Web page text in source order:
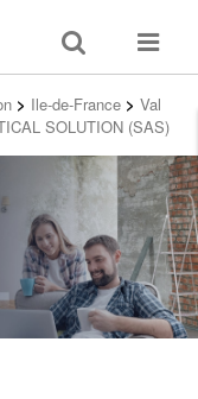
Toggle
search
Toggle
> Ile-de-France > Val
SOLUTION (SAS)